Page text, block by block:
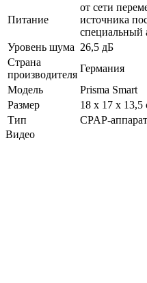
Питание
от сети
источника
специальный
Уровень шума 26,5 дБ
Страна
производителя
Германия
Модель
Prisma Smart
Размер
18 х 17 х 13,5
Тип
CPAP-аппарат
Видео